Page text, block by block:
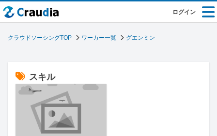
ログイン
クラウドソーシングTOP ワーカー一覧 グエンミン
スキル